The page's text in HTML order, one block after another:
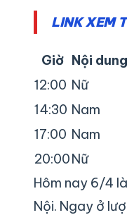
LINK XEM
Giờ Nội dung
12:00 Nữ
14:30 Nam
17:00 Nam
20:00Nữ
Hôm nay 6/4
Nội. Ngay ở